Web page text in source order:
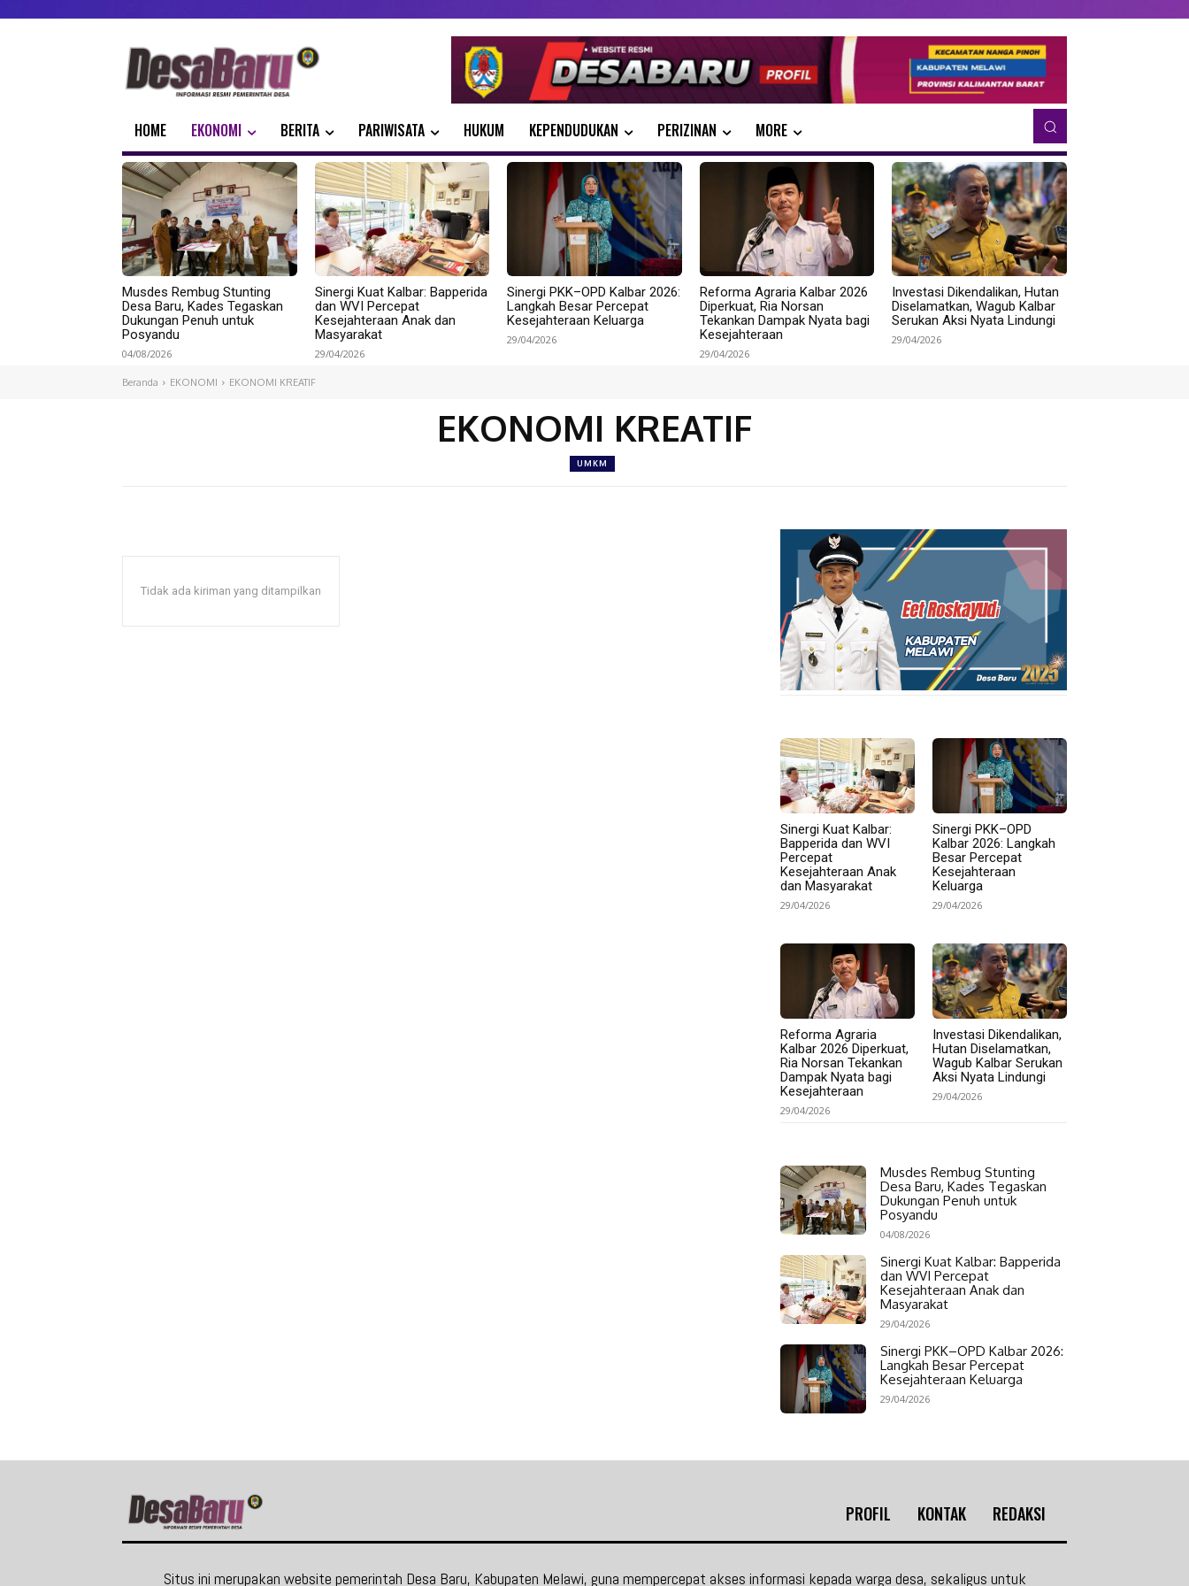
HOME EKONOMI BERITA PARIWISATA HUKUM KEPENDUDUKAN PERIZINAN MORE
Musdes Rembug Stunting
Desa Baru, Kades Tegaskan
Dukungan Penuh untuk
Posyandu
04/08/2026
Sinergi Kuat Kalbar: Bapperida
dan WVI Percepat
Kesejahteraan Anak dan
Masyarakat
29/04/2026
Sinergi PKK–OPD Kalbar 2026:
Langkah Besar Percepat
Kesejahteraan Keluarga
29/04/2026
Reforma Agraria Kalbar 2026
Diperkuat, Ria Norsan
Tekankan Dampak Nyata bagi
Kesejahteraan
29/04/2026
Investasi Dikendalikan, Hutan
Diselamatkan, Wagub Kalbar
Serukan Aksi Nyata Lindungi
29/04/2026
Beranda EKONOMI EKONOMI KREATIF
EKONOMI KREATIF
UMKM
Tidak ada kiriman yang ditampilkan
Sinergi Kuat Kalbar:
Bapperida dan WVI
Percepat
Kesejahteraan Anak
dan Masyarakat
29/04/2026
Sinergi PKK–OPD
Kalbar 2026: Langkah
Besar Percepat
Kesejahteraan
Keluarga
29/04/2026
Reforma Agraria
Kalbar 2026 Diperkuat,
Ria Norsan Tekankan
Dampak Nyata bagi
Kesejahteraan
29/04/2026
Investasi Dikendalikan,
Hutan Diselamatkan,
Wagub Kalbar Serukan
Aksi Nyata Lindungi
29/04/2026
Musdes Rembug Stunting
Desa Baru, Kades Tegaskan
Dukungan Penuh untuk
Posyandu
04/08/2026
Sinergi Kuat Kalbar: Bapperida
dan WVI Percepat
Kesejahteraan Anak dan
Masyarakat
29/04/2026
Sinergi PKK–OPD Kalbar 2026:
Langkah Besar Percepat
Kesejahteraan Keluarga
29/04/2026
PROFIL KONTAK REDAKSI
Situs ini merupakan website pemerintah Desa Baru, Kabupaten Melawi, guna mempercepat akses informasi kepada warga desa, sekaligus untuk